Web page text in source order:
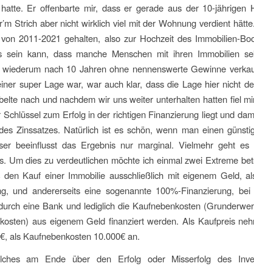
Er offenbarte mir, dass er gerade aus der 10-jährigen
Strich aber nicht wirklich viel mit der Wohnung verdient
2011-2021 gehalten, also zur Hochzeit des Immobilien-
kann, dass manche Menschen mit ihren Immobilien
nach 10 Jahren ohne nennenswerte Gewinne
super Lage war, war auch klar, dass die Lage hier nicht
nach und nachdem wir uns weiter unterhalten hatten fiel
zum Erfolg in der richtigen Finanzierung liegt und
Zinssatzes. Natürlich ist es schön, wenn man einen
beeinflusst das Ergebnis nur marginal. Vielmehr geht
Um dies zu verdeutlichen möchte ich einmal zwei Extreme
Kauf einer Immobilie ausschließlich mit eigenem Geld,
und andererseits eine sogenannte 100%-Finanzierung,
eine Bank und lediglich die Kaufnebenkosten
aus eigenem Geld finanziert werden. Als Kaufpreis
als Kaufnebenkosten 10.000€ an.
am Ende über den Erfolg oder Misserfolg des